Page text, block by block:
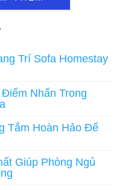
Trí Sofa Homestay
Nhấn Trong
Tắm Hoàn Hảo Để
Giúp Phòng Ngủ